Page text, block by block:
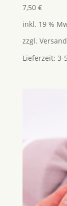
7,50 €
inkl. 19 %
zzgl.
Lieferzeit: 3-